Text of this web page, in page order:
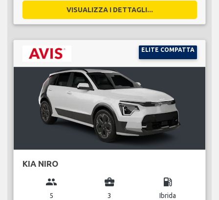
VISUALIZZA I DETTAGLI...
ELITE COMPATTA
KIA NIRO
group
5
business_center
3
local_gas_station
Ibrida